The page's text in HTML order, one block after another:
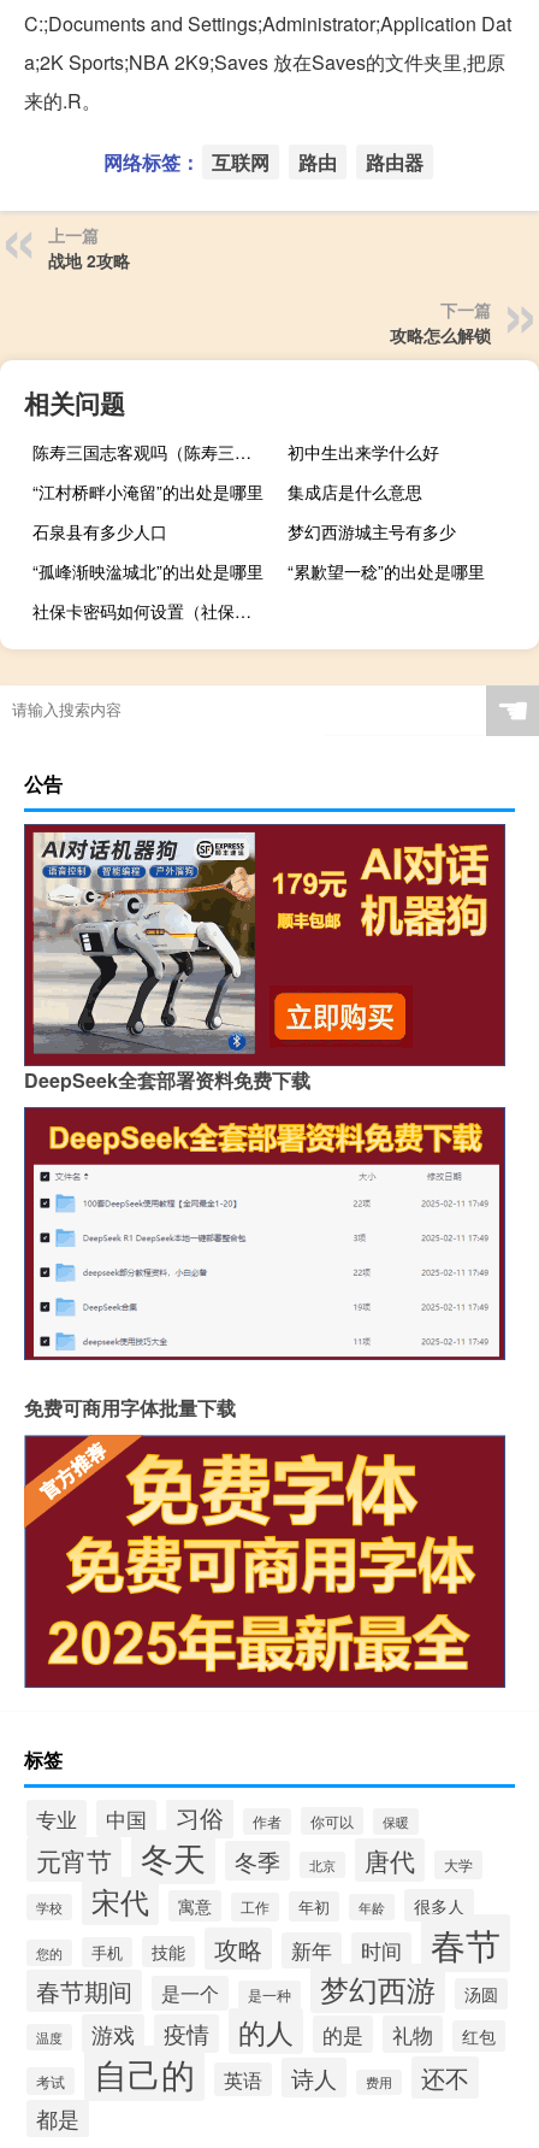
C:;Documents and Settings;Administrator;Application Dat
a;2K Sports;NBA 2K9;Saves 放在Saves的文件夹里,把原
来的.R。
网络标签： 互联网 路由 路由器
上一篇
战地 2攻略
下一篇
攻略怎么解锁
相关问题
陈寿三国志客观吗（陈寿三国志）
初中生出来学什么好
“江村桥畔小淹留”的出处是哪里
集成店是什么意思
石泉县有多少人口
梦幻西游城主号有多少
“孤峰渐映湓城北”的出处是哪里
“累歉望一稔”的出处是哪里
社保卡密码如何设置（社保卡有密码吗 怎么设置密码）
☚
公告
DeepSeek全套部署资料免费下载
免费可商用字体批量下载
标签
专业 中国 习俗 作者 你可以 保暖
元宵节 冬天 冬季 北京 唐代 大学
学校 宋代 寓意 工作 年初 年龄 很多人
您的 手机 技能 攻略 新年 时间 春节
春节期间 是一个 是一种 梦幻西游 汤圆
温度 游戏 疫情 的人 的是 礼物 红包
考试 自己的 英语 诗人 费用 还不
都是